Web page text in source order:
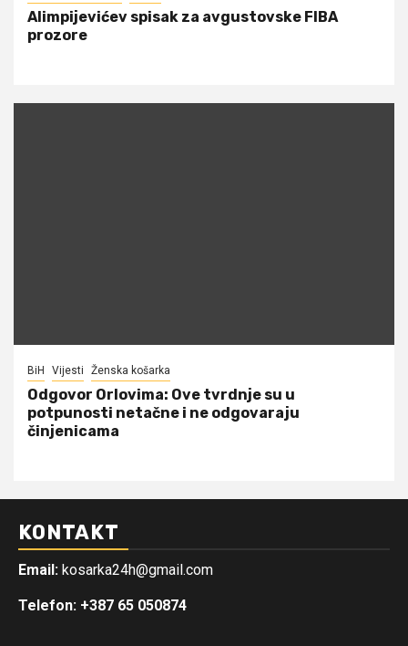
Alimpijevićev spisak za avgustovske FIBA
prozore
BiH Vijesti Ženska košarka
Odgovor Orlovima: ​Ove tvrdnje su u
potpunosti netačne i ne odgovaraju
činjenicama
KONTAKT
Email: kosarka24h@gmail.com
Telefon: +387 65 050874